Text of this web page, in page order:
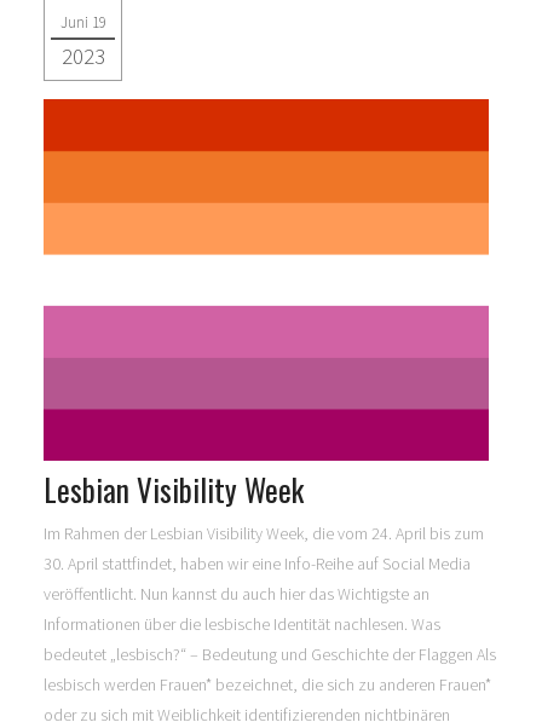
Juni 19
2023
Lesbian Visibility Week
Im Rahmen der Lesbian Visibility Week, die vom 24. April bis zum
30. April stattfindet, haben wir eine Info-Reihe auf Social Media
veröffentlicht. Nun kannst du auch hier das Wichtigste an
Informationen über die lesbische Identität nachlesen. Was
bedeutet „lesbisch?“ – Bedeutung und Geschichte der Flaggen Als
lesbisch werden Frauen* bezeichnet, die sich zu anderen Frauen*
oder zu sich mit Weiblichkeit identifizierenden nichtbinären